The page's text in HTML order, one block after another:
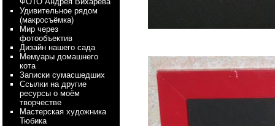
Удивительное рядом
(макросъёмка)
Мир через
фотообъектив
Дизайн нашего сада
Мемуары домашнего
кота
Записки сумасшедших
Ссылки на другие
ресурсы о моём
творчестве
Мастерская художника
Тюбика